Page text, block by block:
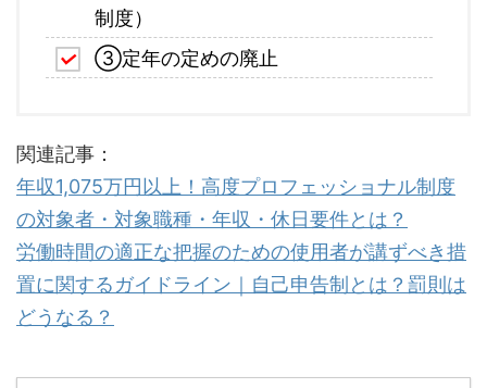
制度）
③定年の定めの廃止
関連記事：
年収1,075万円以上！高度プロフェッショナル制度
の対象者・対象職種・年収・休日要件とは？
労働時間の適正な把握のための使用者が講ずべき措
置に関するガイドライン｜自己申告制とは？罰則は
どうなる？